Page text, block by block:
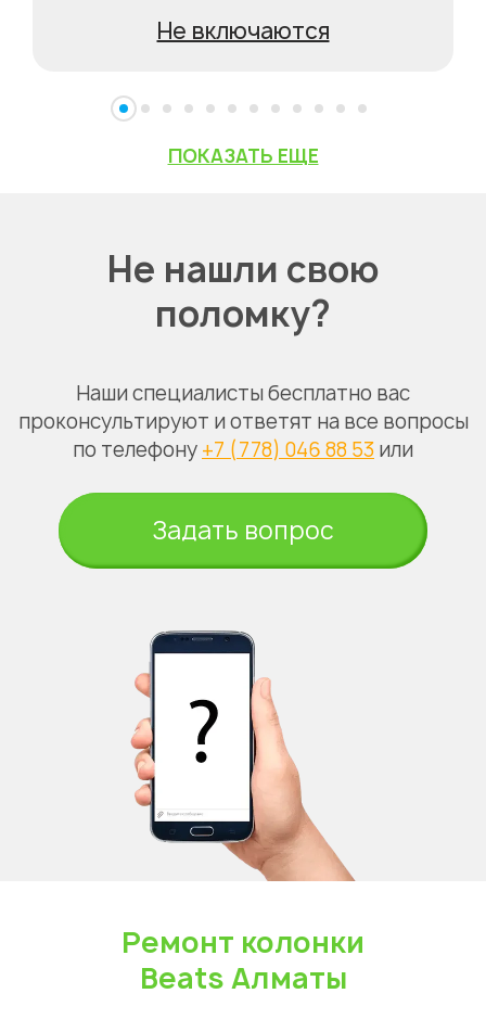
Не включаются
ПОКАЗАТЬ ЕЩЕ
Не нашли свою
поломку?
Наши специалисты бесплатно вас
проконсультируют и ответят на все вопросы
по телефону +7 (778) 046 88 53 или
Задать вопрос
Ремонт колонки
Beats Алматы